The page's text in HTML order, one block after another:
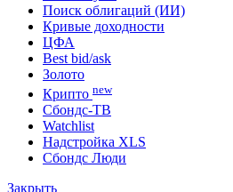
Войти Зарегистрироваться
Портфель
Консенсусы
Поиск облигаций (ИИ)
Кривые доходности
ЦФА
Best bid/ask
Золото
Крипто new
Watchlist